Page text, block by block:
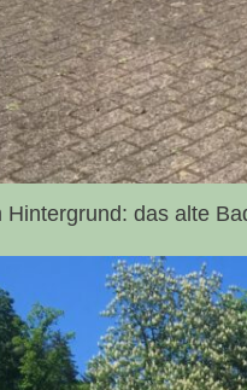
Hintergrund: das alte